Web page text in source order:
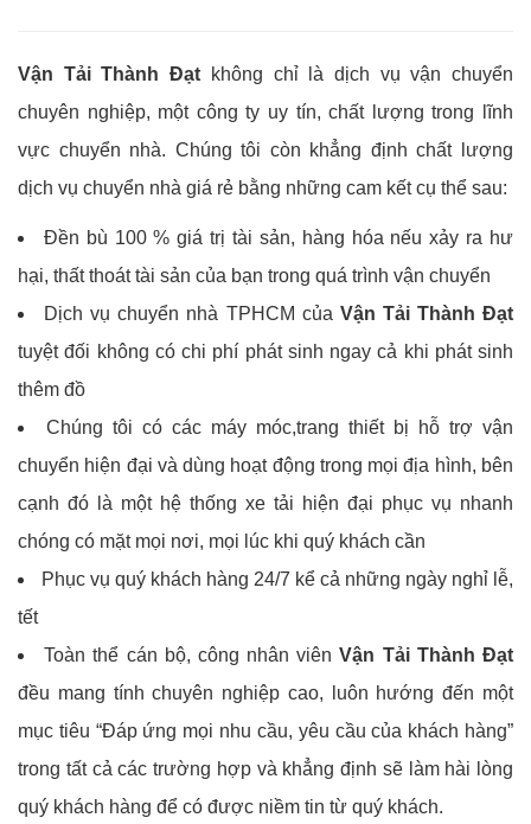
Vận Tải Thành Đạt không chỉ là dịch vụ vận chuyển
chuyên nghiệp, một công ty uy tín, chất lượng trong lĩnh
vực chuyển nhà. Chúng tôi còn khẳng định chất lượng
dịch vụ chuyển nhà giá rẻ bằng những cam kết cụ thể sau:
Đền bù 100 % giá trị tài sản, hàng hóa nếu xảy ra hư
hại, thất thoát tài sản của bạn trong quá trình vận chuyển
Dịch vụ chuyển nhà TPHCM của Vận Tải Thành Đạt
tuyệt đối không có chi phí phát sinh ngay cả khi phát sinh
thêm đồ
Chúng tôi có các máy móc,trang thiết bị hỗ trợ vận
chuyển hiện đại và dùng hoạt động trong mọi địa hình, bên
cạnh đó là một hệ thống xe tải hiện đại phục vụ nhanh
chóng có mặt mọi nơi, mọi lúc khi quý khách cần
Phục vụ quý khách hàng 24/7 kể cả những ngày nghỉ lễ,
tết
Toàn thể cán bộ, công nhân viênVận Tải Thành Đạt
đều mang tính chuyên nghiệp cao, luôn hướng đến một
mục tiêu “Đáp ứng mọi nhu cầu, yêu cầu của khách hàng”
trong tất cả các trường hợp và khẳng định sẽ làm hài lòng
quý khách hàng để có được niềm tin từ quý khách.